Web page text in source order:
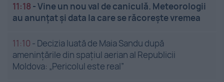
11:18 -Vine un nou val de caniculă. Meteorologii
au anunțat și data la care se răcorește vremea
11:10 - Decizia luată de Maia Sandu după
amenințările din spațiul aerian al Republicii
Moldova: „Pericolul este real”